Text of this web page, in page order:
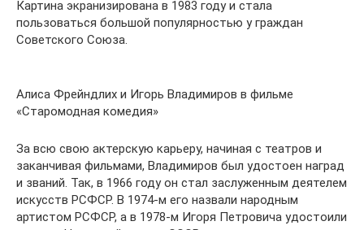
Картина экранизирована в 1983 году и стала
пользоваться большой популярностью у граждан
Советского Союза.
Алиса Фрейндлих и Игорь Владимиров в фильме
«Старомодная комедия»
За всю свою актерскую карьеру, начиная с театров и
заканчивая фильмами, Владимиров был удостоен наград
и званий. Так, в 1966 году он стал заслуженным деятелем
искусств РСФСР. В 1974-м его назвали народным
артистом РСФСР, а в 1978-м Игоря Петровича удостоили